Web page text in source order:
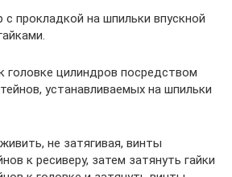
с прокладкой на шпильки впускной
головке цилиндров посредством
устанавливаемых на шпильки
не затягивая, винты
к ресиверу, затем затянуть гайки